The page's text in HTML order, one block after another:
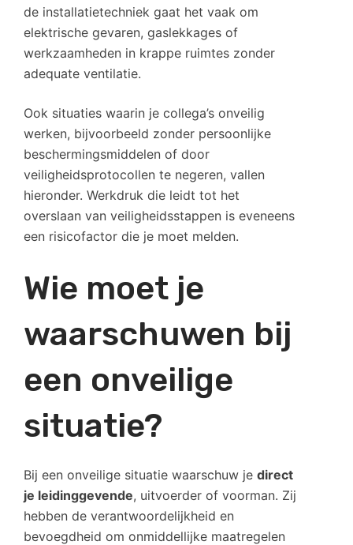
de installatietechniek gaat het vaak om
elektrische gevaren, gaslekkages of
werkzaamheden in krappe ruimtes zonder
adequate ventilatie.
Ook situaties waarin je collega’s onveilig
werken, bijvoorbeeld zonder persoonlijke
beschermingsmiddelen of door
veiligheidsprotocollen te negeren, vallen
hieronder. Werkdruk die leidt tot het
overslaan van veiligheidsstappen is eveneens
een risicofactor die je moet melden.
Wie moet je
waarschuwen bij
een onveilige
situatie?
Bij een onveilige situatie waarschuw je direct
je leidinggevende, uitvoerder of voorman. Zij
hebben de verantwoordelijkheid en
bevoegdheid om onmiddellijke maatregelen